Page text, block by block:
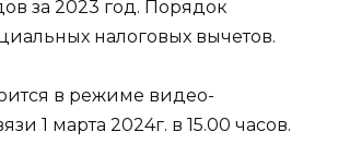
за 2023 год. Порядок
налоговых вычетов.
в режиме видео-
1 марта 2024г. в 15.00 часов.